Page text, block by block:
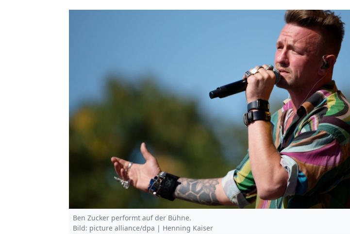
Ben Zucker performt auf der Bühne.
Bild: picture alliance/dpa | Henning Kaiser